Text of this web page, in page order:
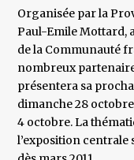
Organisée par la
Paul-Emile Mottard,
de la Communauté
nombreux
présentera sa
dimanche 28
4 octobre. La
l’exposition